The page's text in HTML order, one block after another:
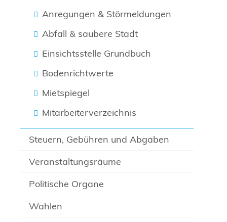
Anregungen & Störmeldungen
Abfall & saubere Stadt
Einsichtsstelle Grundbuch
Bodenrichtwerte
Mietspiegel
Mitarbeiterverzeichnis
Steuern, Gebühren und Abgaben
Veranstaltungsräume
Politische Organe
Wahlen